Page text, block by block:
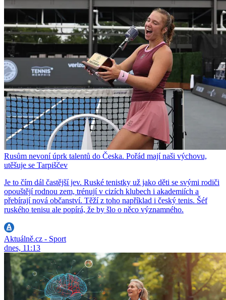
Rusům nevoní úprk talentů do Česka. Pořád mají naši výchovu,
utěšuje se Tarpiščev
Je to čím dál častější jev. Ruské tenistky už jako děti se svými rodiči
opouštějí rodnou zem, trénují v cizích klubech i akademiích a
přebírají nová občanství. Těží z toho například i český tenis. Šéf
ruského tenisu ale popírá, že by šlo o něco významného.
Aktuálně.cz - Sport
dnes, 11:13